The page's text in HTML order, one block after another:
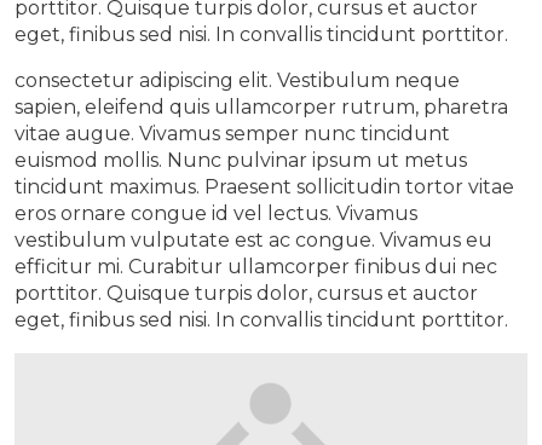
porttitor. Quisque turpis dolor, cursus et auctor
eget, finibus sed nisi. In convallis tincidunt porttitor.
consectetur adipiscing elit. Vestibulum neque
sapien, eleifend quis ullamcorper rutrum, pharetra
vitae augue. Vivamus semper nunc tincidunt
euismod mollis. Nunc pulvinar ipsum ut metus
tincidunt maximus. Praesent sollicitudin tortor vitae
eros ornare congue id vel lectus. Vivamus
vestibulum vulputate est ac congue. Vivamus eu
efficitur mi. Curabitur ullamcorper finibus dui nec
porttitor. Quisque turpis dolor, cursus et auctor
eget, finibus sed nisi. In convallis tincidunt porttitor.